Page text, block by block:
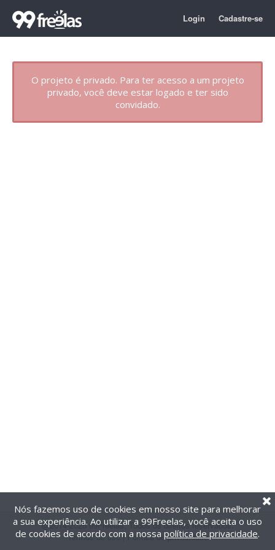
Login Cadastre-se
O projeto é privado. Para ter acesso a um projeto
privado, você deve estar logado e ter sido
convidado.
@2014-2026 99Freelas. Todos os direitos reservados.
Termos de uso| Política de privacidade
Nós fazemos uso de cookies em nosso site para melhorar
a sua experiência. Ao utilizar a 99Freelas, você aceita o uso
de cookies de acordo com a nossa política de privacidade.